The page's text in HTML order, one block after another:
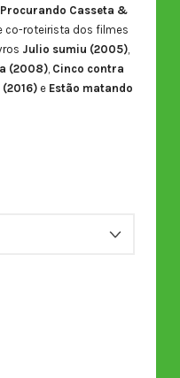
Procurando Casseta &
co-roteirista dos filmes
Julio sumiu (2005),
(2008), Cinco contra
e Estão matando